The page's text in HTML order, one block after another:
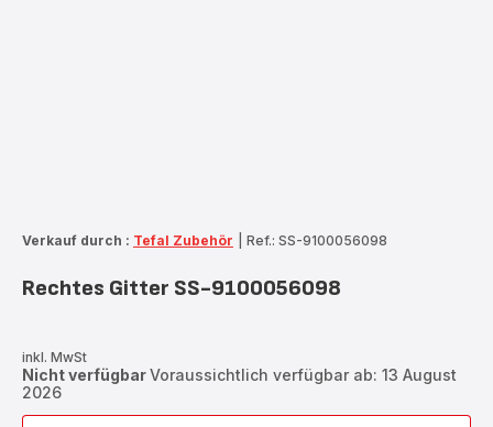
Verkauf durch : Tefal Zubehör Ref.: SS-9100056098
Rechtes Gitter SS-9100056098
inkl. MwSt
Nicht verfügbarVoraussichtlich verfügbar ab: 13 August
2026